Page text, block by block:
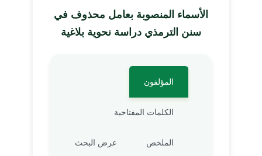
الأسماء المنصوبة بعامل محذوف في
سنن الترمذي دراسة نحوية بلاغية
المؤلفون
الكلمات المفتاحية
الملخص عرض البحث